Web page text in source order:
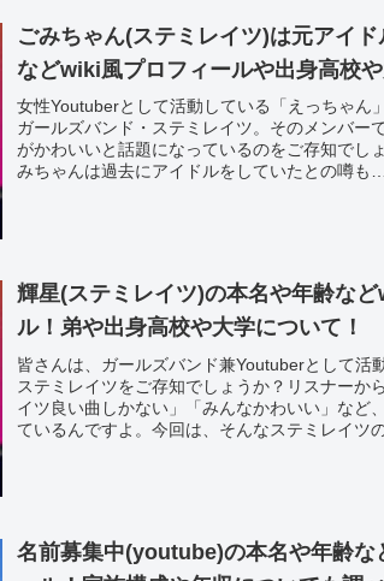
ごみちゃん(ステミレイツ)は元アイ
などwiki風プロフィールや出身高校や
女性Youtuberとして活動している「えっちゃん
ガールズバンド・ステミレイツ。そのメンバー
がかわいいと話題になっているのをご存知でし
みちゃんは過去にアイドルをしていたとの噂も
輝星(ステミレイツ)の本名や年齢な
ル！弟や出身高校や大学について！
皆さんは、ガールズバンド兼Youtuberとして活
ステミレイツをご存知でしょうか？リスナーか
イツ良い曲しかない」「みんなかわいい」など
ているんですよ。今回は、そんなステミレイツの
名前募集中(youtube)の本名や年齢な